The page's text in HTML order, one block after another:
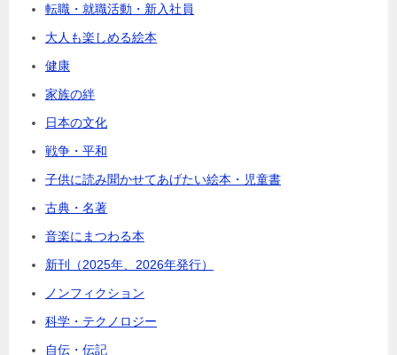
転職・就職活動・新入社員
大人も楽しめる絵本
健康
家族の絆
日本の文化
戦争・平和
子供に読み聞かせてあげたい絵本・児童書
古典・名著
音楽にまつわる本
新刊（2025年、2026年発行）
ノンフィクション
科学・テクノロジー
自伝・伝記